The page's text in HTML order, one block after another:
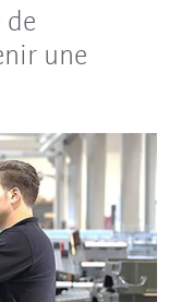
de
une